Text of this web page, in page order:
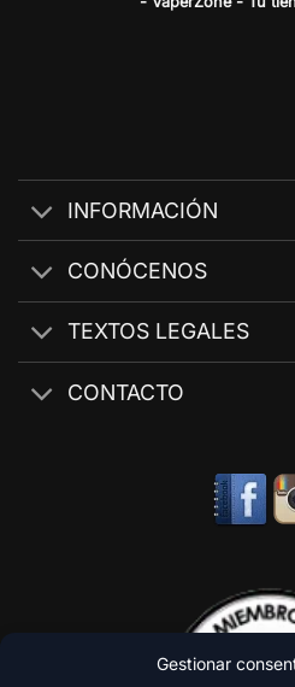
Gestionar
INFORMACIÓN
CONÓCENOS
TEXTOS LEGALES
CONTACTO